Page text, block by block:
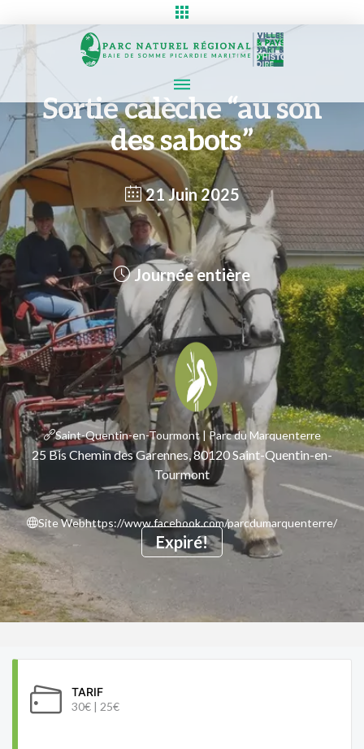
Sortie calèche “au son
des sabots”
21 Juin 2025
Expiré!
Journée entière
Saint-Quentin-en-Tourmont | Parc du Marquenterre
25 Bis Chemin des Garennes, 80120 Saint-Quentin-en-
Tourmont
Site Webhttps://www.facebook.com/parcdumarquenterre/
TARIF
30€ | 25€